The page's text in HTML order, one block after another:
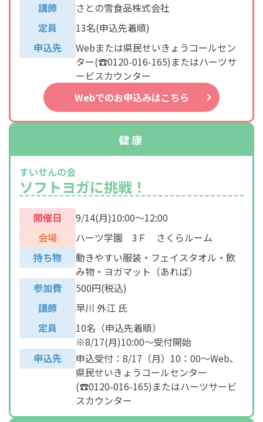
講師
さとの雪食品株式会社
定員
13名(申込先着順)
申込先
Webまたは県民せいきょうコールセン
ター(☎0120-016-165)またはハーツサ
ービスカウンター
Webでのお申込みはこちら
健康
すいせんの会
ソフトヨガに挑戦！
開催日
9/14(月)10:00～12:00
会場
ハーツ学園 3Ｆ さくらルーム
持ち物
動きやすい服装・フェイスタオル・飲
み物・ヨガマット（あれば）
参加費
500円(税込)
講師
早川 外江 氏
定員
10名（申込先着順）
※8/17(月)10:00～受付開始
申込先
申込受付：8/17（月）10：00～Web、
県民せいきょうコールセンター
(☎0120-016-165)またはハーツサービ
スカウンター